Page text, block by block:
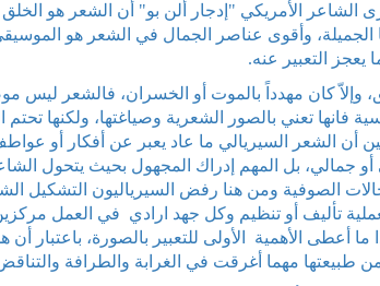
الشاعر الأمريكي "إدجار ألن بو" أن الشعر هو الخلق
وأقوى عناصر الجمال في الشعر هو الموسيقى
يعجز التعبير عنه.
وإلاّ كان مهدداً بالموت أو الخسران، فالشعر ليس
تعني بالصور الشعرية وصياغتها، ولكنها
أن الشعر السيريالي ما عاد يعبر عن أفكار أو
جمالي، بل المهم إدراك المجهول بحيث يتحول
الصوفية ومن هنا رفض السيرياليون التشكيل
تأليف أو تنظيم وكل جهد ارادي في العمل
أعطى الأهمية الأولى للتعبير بالصورة، باعتبار أن
طبيعتها مهما أغرقت في الغرابة والطرافة